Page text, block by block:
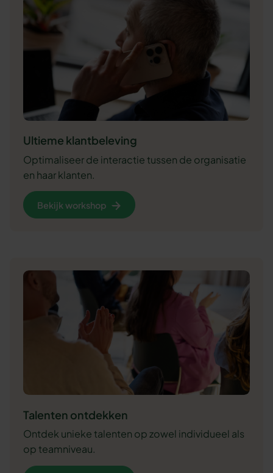
Ultieme klantbeleving
Optimaliseer de interactie tussen de organisatie
en haar klanten.
Bekijk workshop
Talenten ontdekken
Ontdek unieke talenten op zowel individueel als
op teamniveau.